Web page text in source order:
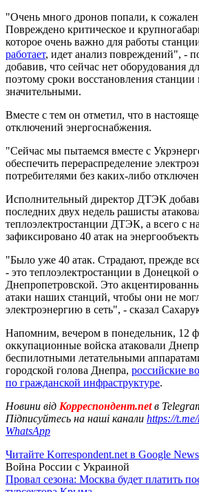
"Очень много дронов попали, к
Повреждено критическое и
которое очень важно для работы
работает, идет анализ повреждений", -
добавив, что сейчас нет оборудования
поэтому сроки восстановления станции
значительными.
Вместе с тем он отметил, что в
отключений энергоснабжения.
"Сейчас мы пытаемся вместе с
обеспечить перераспределение
потребителями без каких-либо
Исполнительный директор ДТЭК
последних двух недель рашисты
теплоэлектростанции ДТЭК, а всего с
зафиксировано 40 атак на
"Было уже 40 атак. Страдают, прежде
- это теплоэлектростанции в Донецкой
Днепропетровской. Это
атаки наших станций, чтобы они не
электроэнергию в сеть", - сказал
Напомним, вечером в понедельник, 12
оккупационные войска атаковали
беспилотными летательными
городской голова Днепра, российские
по гражданской инфраструктуре.
Новини від Корреспондент.netв
Підписуйтесь на наші канали https://
WhatsApp
Читайте Korrespondent.net в Google News
Война России с Украиной
Провал сезона: Москва будет платить